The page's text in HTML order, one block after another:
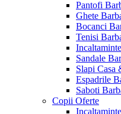
Pantofi
Ghete
Bocanci
Tenisi
Sandale
Slapi Casa
Espadrile
Saboti
Copii Oferte